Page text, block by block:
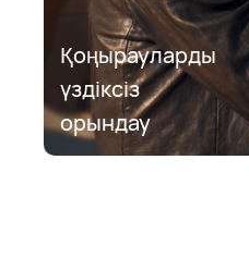
Қоңырауларды
үздіксіз
орындау